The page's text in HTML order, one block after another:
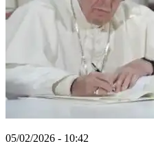
05/02/2026 - 10:42